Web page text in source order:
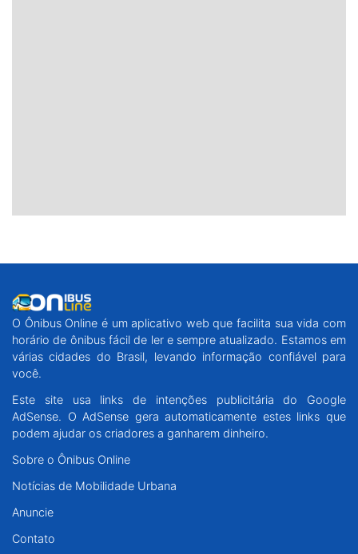
O Ônibus Online é um aplicativo web que facilita sua vida com
horário de ônibus fácil de ler e sempre atualizado. Estamos em
várias cidades do Brasil, levando informação confiável para
você.
Este site usa links de intenções publicitária do Google
AdSense. O AdSense gera automaticamente estes links que
podem ajudar os criadores a ganharem dinheiro.
Sobre o Ônibus Online
Notícias de Mobilidade Urbana
Anuncie
Contato